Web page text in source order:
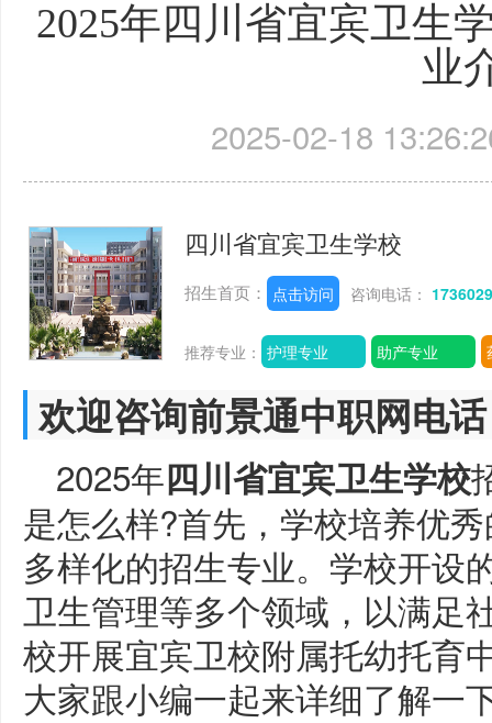
2025年四川省宜宾卫生
业
2025-02-18
四川省宜宾卫生学校
招生首页： 点击访问 咨询电话：
推荐专业： 护理专业 助产专业
欢迎咨询前景通中职网电
2025年四川省宜宾卫生学校
是怎么样?首先，学校培养优
多样化的招生专业。学校开设
卫生管理等多个领域，以满足
校开展宜宾卫校附属托幼托育
大家跟小编一起来详细了解一